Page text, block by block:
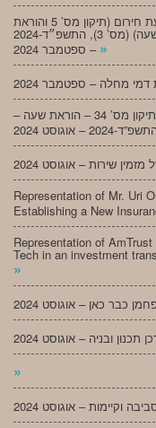
מעו”דכן יחסי עבודה – צו הגנה על עובדים בשעת חירום (תיקון מס’ 5 והוראת
שעה – חרבות ברזל) (הארכת תקופת הוראת השעה) (מס’ 3), התשפ״ד-2024
– ספטמבר 2024 »
מעו”דכן יחסי עבודה – חוק פיצויי פיטורים (תיקון מס’ 34 – הוראת שעה –
Representation of Mr. Uri
Establishing a New
Representation of
Tech in an investment
»
»